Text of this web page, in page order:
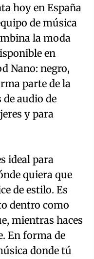
hoy en España
de música
la moda
en
Nano: negro,
parte de la
audio de
y para
ideal para
quiera que
de estilo. Es
dentro como
mientras haces
En forma de
donde tú